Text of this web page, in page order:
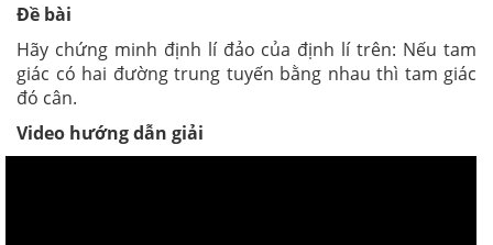
Đề bài
Hãy chứng minh định lí đảo của định lí trên: Nếu tam
giác có hai đường trung tuyến bằng nhau thì tam giác
đó cân.
Video hướng dẫn giải